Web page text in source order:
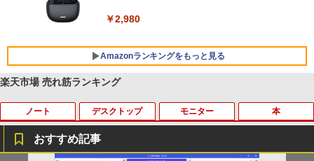
￥2,980
Amazonランキングをもっと見る
BRUCE WAYNE feat. Flo Milli, ATL Jacob
[Explicit]
￥250
by Amazon 天然水 ラベルレス 500ml ×24本
富士山の天然水 バナジウム含有 水 ミネラル
ットル (Smart Basic)
薬屋のひとりごと 17巻 (デジタル版ビッグガ
ンガンコミックス)
￥770
楽天市場 売れ筋ランキング
ノート デスクトップ モニター 本
おすすめ記事